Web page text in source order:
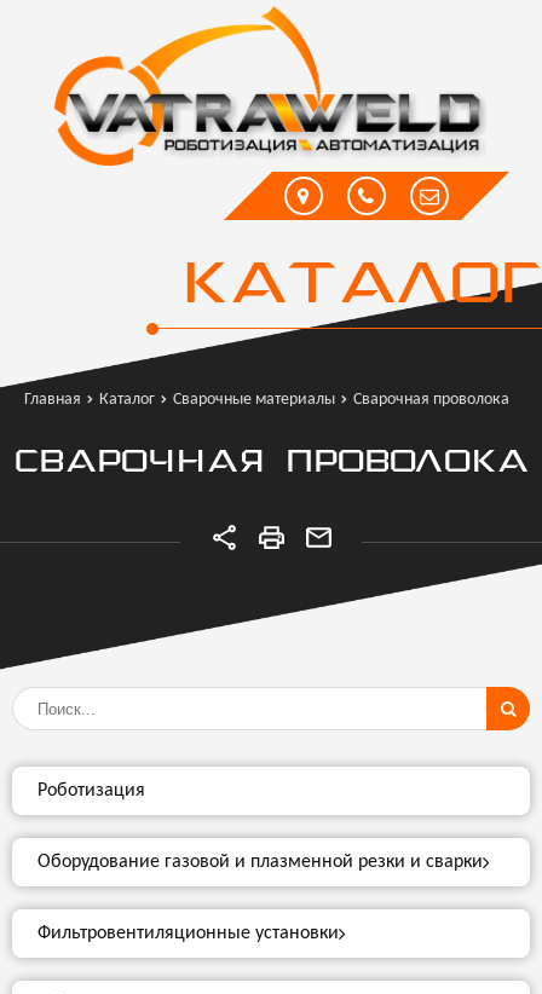
КАТАЛОГ
Главная Каталог Сварочные материалы Сварочная проволока
СВАРОЧНАЯ ПРОВОЛОКА
Роботизация
Оборудование газовой и плазменной резки и сварки
Фильтровентиляционные установки